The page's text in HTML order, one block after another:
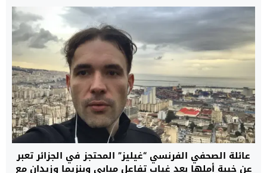
عائلة الصحفي الفرنسي “غيليز” المحتجز في الجزائر تعبر
عن خيبة أملها بعد غياب تفاعل مبابي وبنزيما وزيدان مع